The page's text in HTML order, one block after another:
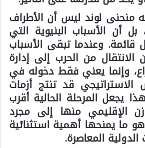
منحنى لوند ليس أن الأطراف
أن الأسباب البنيوية التي
قائمة. وعندما تبقى الأسباب
الانتقال من الحرب إلى إدارة
وإنما يعني فقط دخوله في
قد تنتج أزمات
يجعل المرحلة الحالية أقرب
الإقليمي منها إلى مجرد
ما يمنحها أهمية استثنائية
المعاصرة.